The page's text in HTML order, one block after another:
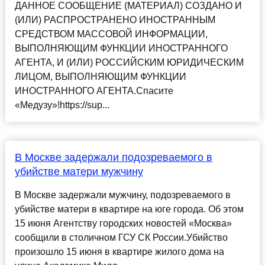
ДАННОЕ СООБЩЕНИЕ (МАТЕРИАЛ) СОЗДАНО И
(ИЛИ) РАСПРОСТРАНЕНО ИНОСТРАННЫМ
СРЕДСТВОМ МАССОВОЙ ИНФОРМАЦИИ,
ВЫПОЛНЯЮЩИМ ФУНКЦИИ ИНОСТРАННОГО
АГЕНТА, И (ИЛИ) РОССИЙСКИМ ЮРИДИЧЕСКИМ
ЛИЦОМ, ВЫПОЛНЯЮЩИМ ФУНКЦИИ
ИНОСТРАННОГО АГЕНТА.Спасите
«Медузу»!https://sup...
В Москве задержали подозреваемого в
убийстве матери мужчину
В Москве задержали мужчину, подозреваемого в
убийстве матери в квартире на юге города. Об этом
15 июня Агентству городских новостей «Москва»
сообщили в столичном ГСУ СК России.Убийство
произошло 15 июня в квартире жилого дома на